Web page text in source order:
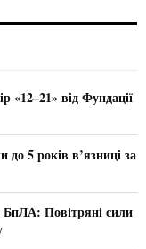
C
«12–21» від Фундації
5 років в’язниці за
БпЛА: Повітряні сили